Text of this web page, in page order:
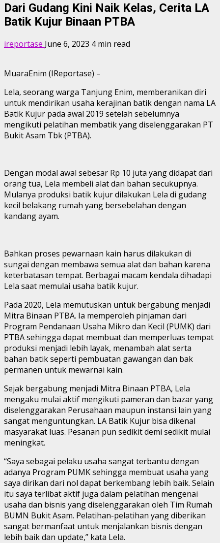
Dari Gudang Kini Naik Kelas, Cerita LA
Batik Kujur Binaan PTBA
ireportase June 6, 2023 4 min read
MuaraEnim (IReportase) –
Lela, seorang warga Tanjung Enim, memberanikan diri
untuk mendirikan usaha kerajinan batik dengan nama LA
Batik Kujur pada awal 2019 setelah sebelumnya
mengikuti pelatihan membatik yang diselenggarakan PT
Bukit Asam Tbk (PTBA).
Dengan modal awal sebesar Rp 10 juta yang didapat dari
orang tua, Lela membeli alat dan bahan secukupnya.
Mulanya produksi batik kujur dilakukan Lela di gudang
kecil belakang rumah yang bersebelahan dengan
kandang ayam.
Bahkan proses pewarnaan kain harus dilakukan di
sungai dengan membawa semua alat dan bahan karena
keterbatasan tempat. Berbagai macam kendala dihadapi
Lela saat memulai usaha batik kujur.
Pada 2020, Lela memutuskan untuk bergabung menjadi
Mitra Binaan PTBA. Ia memperoleh pinjaman dari
Program Pendanaan Usaha Mikro dan Kecil (PUMK) dari
PTBA sehingga dapat membuat dan memperluas tempat
produksi menjadi lebih layak, menambah alat serta
bahan batik seperti pembuatan gawangan dan bak
permanen untuk mewarnai kain.
Sejak bergabung menjadi Mitra Binaan PTBA, Lela
mengaku mulai aktif mengikuti pameran dan bazar yang
diselenggarakan Perusahaan maupun instansi lain yang
sangat menguntungkan. LA Batik Kujur bisa dikenal
masyarakat luas. Pesanan pun sedikit demi sedikit mulai
meningkat.
“Saya sebagai pelaku usaha sangat terbantu dengan
adanya Program PUMK sehingga membuat usaha yang
saya dirikan dari nol dapat berkembang lebih baik. Selain
itu saya terlibat aktif juga dalam pelatihan mengenai
usaha dan bisnis yang diselenggarakan oleh Tim Rumah
BUMN Bukit Asam. Pelatihan-pelatihan yang diberikan
sangat bermanfaat untuk menjalankan bisnis dengan
lebih baik dan update,” kata Lela.